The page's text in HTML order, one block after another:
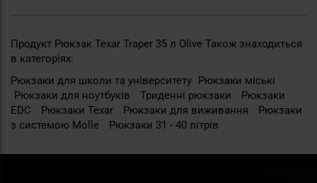
Продукт Рюкзак Texar Traper 35 л Olive Також знаходиться
в категоріях:
Рюкзаки для школи та університету Рюкзаки міські
Рюкзаки для ноутбуків
Триденні рюкзаки
Рюкзаки
EDC
Рюкзаки Texar Рюкзаки для виживання
Рюкзаки
з системою Molle
Рюкзаки 31 - 40 літрів